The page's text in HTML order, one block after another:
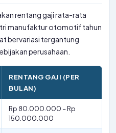
rentang gaji rata-rata
manufaktur otomotif tahun
bervariasi tergantung
perusahaan.
RENTANG GAJI (PER
BULAN)
Rp 80.000.000 – Rp
150.000.000